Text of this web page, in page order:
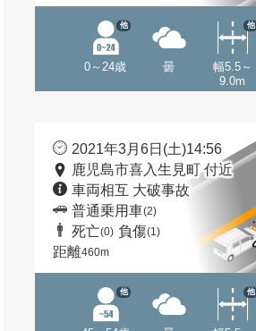
0～24歳
他
曇
幅5.5～
9.0m
他
2021年3月6日(土)14:56
鹿児島市喜入生見町 付近
車両相互 大破事故
普通乗用車(2)
死亡(0) 負傷(1)
距離460m
他 他